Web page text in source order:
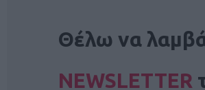
Θέλω να
NEWSLETTER